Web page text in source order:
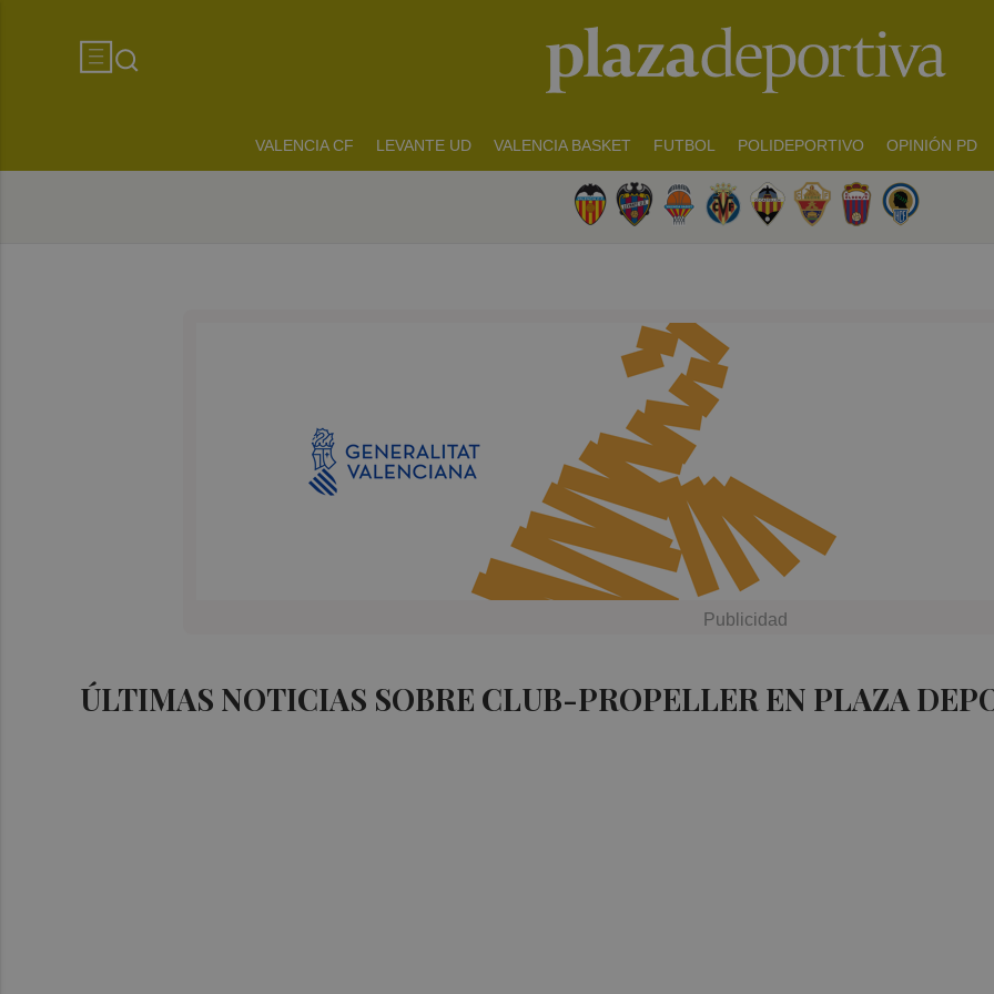
VALENCIA CF LEVANTE UD VALENCIA BASKET FUTBOL POLIDEPORTIVO OPINIÓN PD
ÚLTIMAS NOTICIAS SOBRE CLUB-PROPELLER EN PLAZA